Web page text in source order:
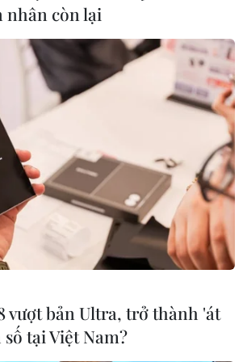
#suy giảm nhận thức
dinh dưỡng #chocolate
nhân còn lại
vượt bản Ultra, trở thành 'át
tại Việt Nam?